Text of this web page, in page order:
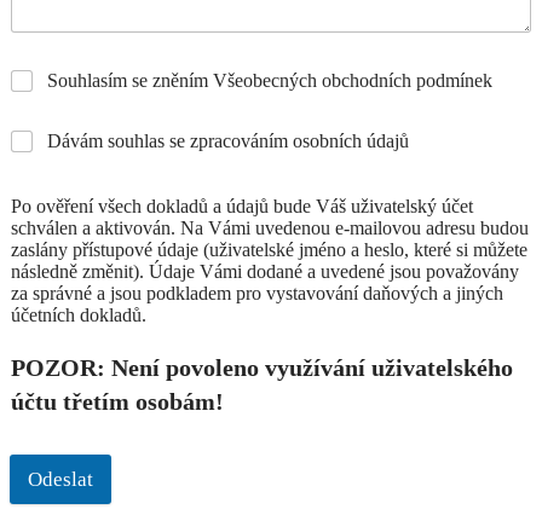
Souhlasím se zněním Všeobecných obchodních podmínek
Dávám souhlas se zpracováním osobních údajů
Po ověření všech dokladů a údajů bude Váš uživatelský účet
schválen a aktivován. Na Vámi uvedenou e-mailovou adresu budou
zaslány přístupové údaje (uživatelské jméno a heslo, které si můžete
následně změnit). Údaje Vámi dodané a uvedené jsou považovány
za správné a jsou podkladem pro vystavování daňových a jiných
účetních dokladů.
POZOR: Není povoleno využívání uživatelského
účtu třetím osobám!
Odeslat